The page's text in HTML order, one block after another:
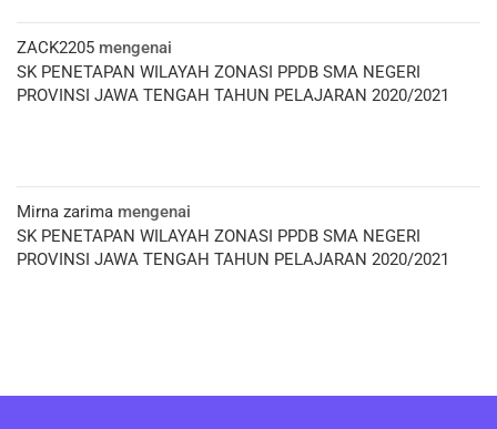
ZACK2205 mengenai
SK PENETAPAN WILAYAH ZONASI PPDB SMA NEGERI
PROVINSI JAWA TENGAH TAHUN PELAJARAN 2020/2021
Mirna zarima mengenai
SK PENETAPAN WILAYAH ZONASI PPDB SMA NEGERI
PROVINSI JAWA TENGAH TAHUN PELAJARAN 2020/2021